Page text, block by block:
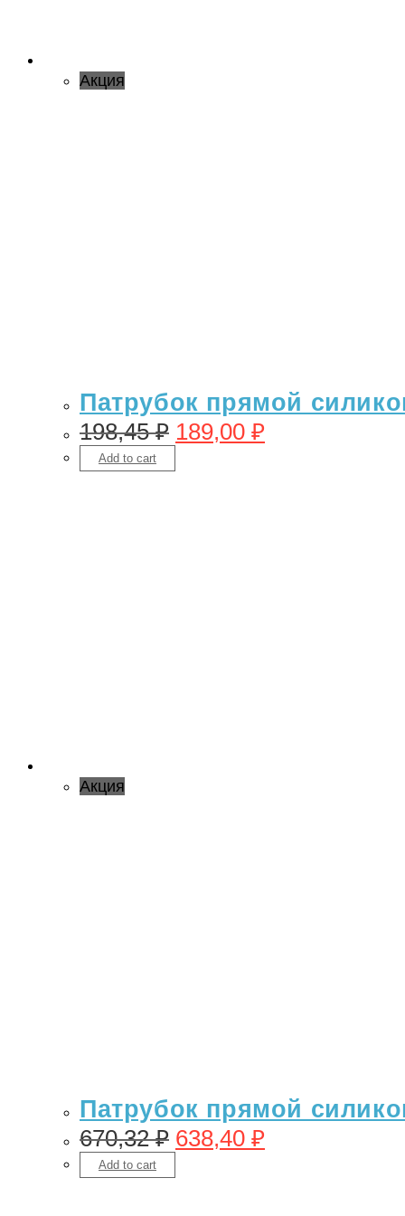
Акция
Патрубок прямой
198,45₽ 189,00 ₽
Add to cart
Акция
Патрубок прямой
670,32₽ 638,40 ₽
Add to cart